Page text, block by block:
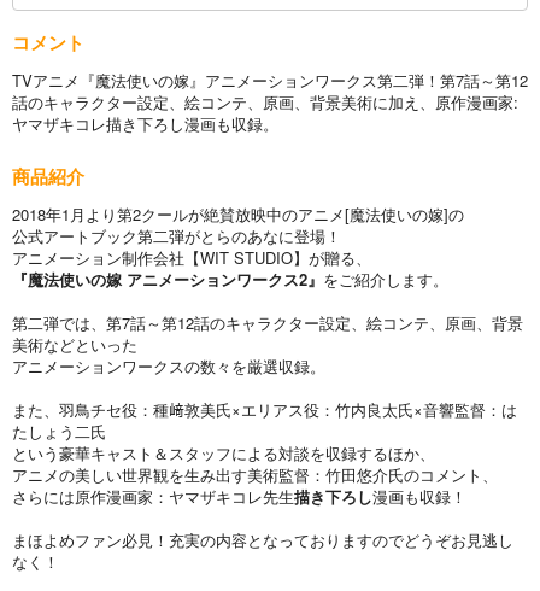
コメント
TVアニメ『魔法使いの嫁』アニメーションワークス第二弾！第7話～第12
話のキャラクター設定、絵コンテ、原画、背景美術に加え、原作漫画家:
ヤマザキコレ描き下ろし漫画も収録。
商品紹介
2018年1月より第2クールが絶賛放映中のアニメ[魔法使いの嫁]の
公式アートブック第二弾がとらのあなに登場！
アニメーション制作会社【WIT STUDIO】が贈る、
『魔法使いの嫁 アニメーションワークス2』 をご紹介します。
第二弾では、第7話～第12話のキャラクター設定、絵コンテ、原画、背景
美術などといった
アニメーションワークスの数々を厳選収録。
また、羽鳥チセ役：種﨑敦美氏×エリアス役：竹内良太氏×音響監督：は
たしょう二氏
という豪華キャスト＆スタッフによる対談を収録するほか、
アニメの美しい世界観を生み出す美術監督：竹田悠介氏のコメント、
さらには原作漫画家：ヤマザキコレ先生描き下ろし漫画も収録！
まほよめファン必見！充実の内容となっておりますのでどうぞお見逃し
なく！